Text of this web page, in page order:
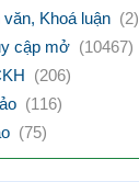
văn, Khoá luận (2)
cập mở (10467)
(206)
(116)
(75)